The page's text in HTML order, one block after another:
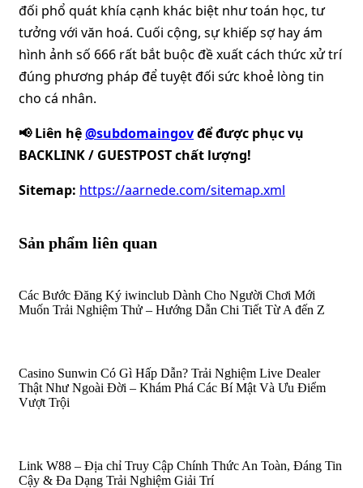
đối phổ quát khía cạnh khác biệt như toán học, tư
tưởng với văn hoá. Cuối cộng, sự khiếp sợ hay ám
hình ảnh số 666 rất bắt buộc đề xuất cách thức xử trí
đúng phương pháp để tuyệt đối sức khoẻ lòng tin
cho cá nhân.
📢 Liên hệ@subdomaingovđể được phục vụ
BACKLINK / GUESTPOST chất lượng!
Sitemap: https://aarnede.com/sitemap.xml
Sản phẩm liên quan
Các Bước Đăng Ký iwinclub Dành Cho Người Chơi Mới
Muốn Trải Nghiệm Thử – Hướng Dẫn Chi Tiết Từ A đến Z
Casino Sunwin Có Gì Hấp Dẫn? Trải Nghiệm Live Dealer
Thật Như Ngoài Đời – Khám Phá Các Bí Mật Và Ưu Điểm
Vượt Trội
Link W88 – Địa chỉ Truy Cập Chính Thức An Toàn, Đáng Tin
Cậy & Đa Dạng Trải Nghiệm Giải Trí